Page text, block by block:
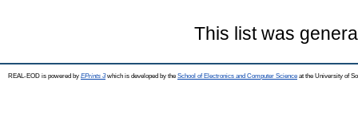
This list was
REAL-EOD is powered by EPrints 3which is developed by the School of Electronics and Computer Science at the University of